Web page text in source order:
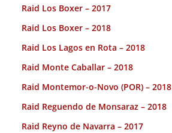
Raid Los Boxer – 2017
Raid Los Boxer – 2018
Raid Los Lagos en Rota – 2018
Raid Monte Caballar – 2018
Raid Montemor-o-Novo (POR) – 2018
Raid Reguendo de Monsaraz – 2018
Raid Reyno de Navarra – 2017